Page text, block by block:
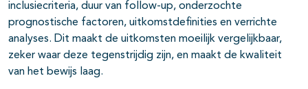
inclusiecriteria, duur van follow-up, onderzochte
prognostische factoren, uitkomstdefinities en verrichte
analyses. Dit maakt de uitkomsten moeilijk vergelijkbaar,
zeker waar deze tegenstrijdig zijn, en maakt de kwaliteit
van het bewijs laag.